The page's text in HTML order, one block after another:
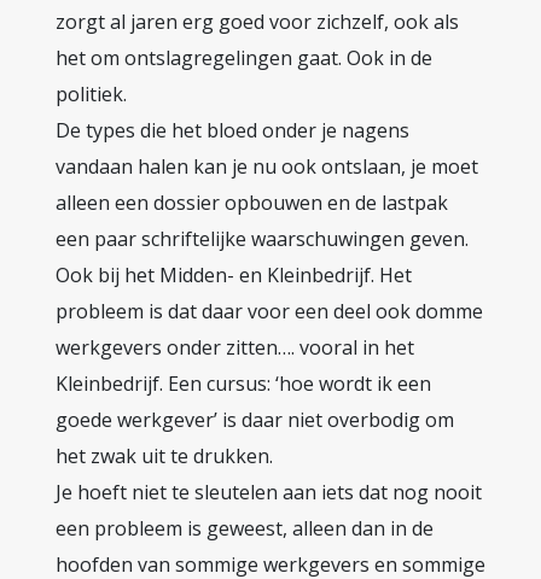
zorgt al jaren erg goed voor zichzelf, ook als
het om ontslagregelingen gaat. Ook in de
politiek.
De types die het bloed onder je nagens
vandaan halen kan je nu ook ontslaan, je moet
alleen een dossier opbouwen en de lastpak
een paar schriftelijke waarschuwingen geven.
Ook bij het Midden- en Kleinbedrijf. Het
probleem is dat daar voor een deel ook domme
werkgevers onder zitten…. vooral in het
Kleinbedrijf. Een cursus: ‘hoe wordt ik een
goede werkgever’ is daar niet overbodig om
het zwak uit te drukken.
Je hoeft niet te sleutelen aan iets dat nog nooit
een probleem is geweest, alleen dan in de
hoofden van sommige werkgevers en sommige